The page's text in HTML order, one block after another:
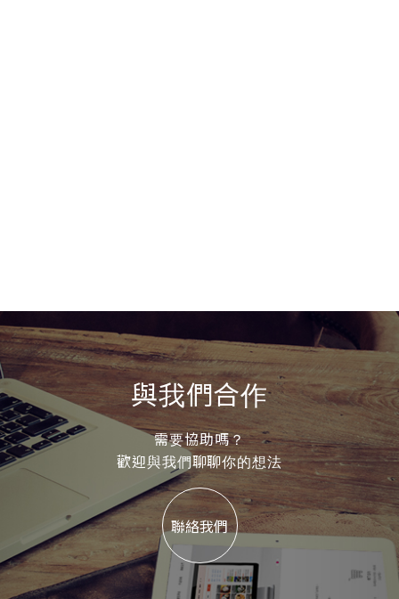
與我們合作
需要協助嗎？
歡迎與我們聊聊你的想法